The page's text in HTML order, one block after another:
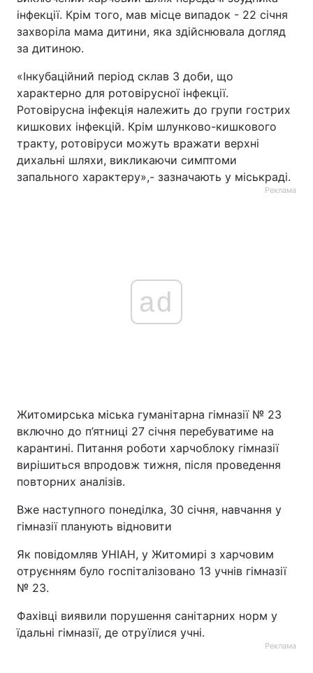
інфекції. Крім того, мав місце випадок - 22 січня
захворіла мама дитини, яка здійснювала догляд
за дитиною.
«Інкубаційний період склав 3 доби, що
характерно для ротовірусної інфекції.
Ротовірусна інфекція належить до групи гострих
кишкових інфекцій. Крім шлунково-кишкового
тракту, ротовіруси можуть вражати верхні
дихальні шляхи, викликаючи симптоми
запального характеру»,- зазначають у міськраді.
Реклама
ad
Житомирська міська гуманітарна гімназії № 23
включно до п’ятниці 27 січня перебуватиме на
карантині. Питання роботи харчоблоку гімназії
вирішиться впродовж тижня, після проведення
повторних аналізів.
Вже наступного понеділка, 30 січня, навчання у
гімназії планують відновити
Як повідомляв УНІАН, у Житомирі з харчовим
отруєнням було госпіталізовано 13 учнів гімназії
№ 23.
Фахівці виявили порушення санітарних норм у
їдальні гімназії, де отруїлися учні.
Реклама